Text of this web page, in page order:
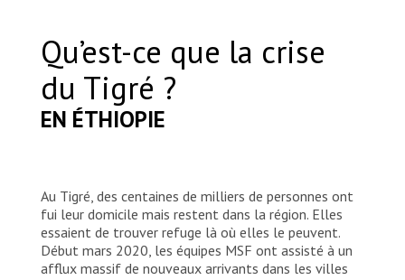
Qu’est-ce que la crise
du Tigré ?
EN ÉTHIOPIE
Au Tigré, des centaines de milliers de personnes ont
fui leur domicile mais restent dans la région. Elles
essaient de trouver refuge là où elles le peuvent.
Début mars 2020, les équipes MSF ont assisté à un
afflux massif de nouveaux arrivants dans les villes